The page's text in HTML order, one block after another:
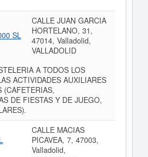
SL
CALLE JUAN GARCIA
HORTELANO, 31,
47014, Valladolid,
VALLADOLID
A TODOS LOS
ACTIVIDADES AUXILIARES
(CAFETERIAS,
DE FIESTAS Y DE JUEGO,
CALLE MACIAS
PICAVEA, 7, 47003,
Valladolid,